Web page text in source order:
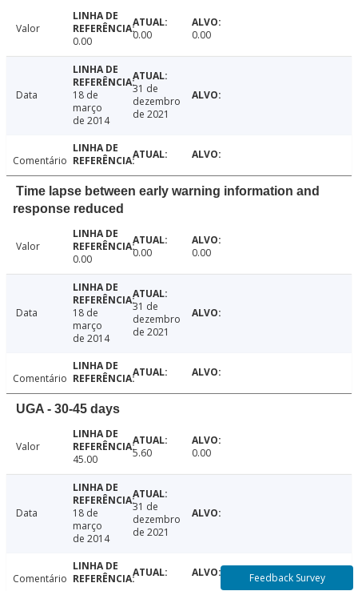
Valor
0.00
0.00 0.00
Data
18 de
março
de 2014
31 de
dezembro
de 2021
Comentário
Time lapse between early warning information and
response reduced
Valor
0.00
0.00 0.00
Data
18 de
março
de 2014
31 de
dezembro
de 2021
Comentário
UGA - 30-45 days
Valor
45.00
5.60 0.00
Data
18 de
março
de 2014
31 de
dezembro
de 2021
Comentário Feedback Survey